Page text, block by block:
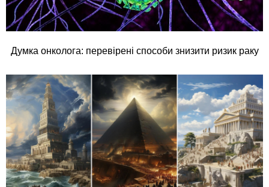
Думка онколога: перевірені способи знизити ризик раку